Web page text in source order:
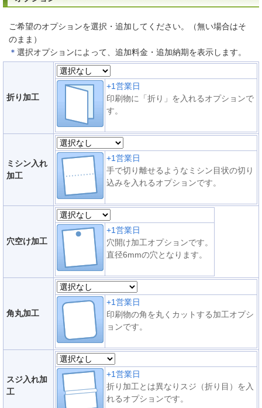
ご希望のオプションを選択・追加してください。（無い場合はそ
のまま）
＊ 選択オプションによって、追加料金・追加納期を表示します。
折り加工
+1営業日
印刷物に「折り」を入れるオプションで
す。
ミシン入れ
加工
+1営業日
手で切り離せるようなミシン目状の切り
込みを入れるオプションです。
穴空け加工
+1営業日
穴開け加工オプションです。
直径6mmの穴となります。
角丸加工
+1営業日
印刷物の角を丸くカットする加工オプシ
ョンです。
スジ入れ加
工
+1営業日
折り加工とは異なりスジ（折り目）を入
れるオプションです。